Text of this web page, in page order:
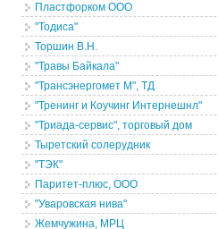
Пластфорком ООО
"Тодиса"
Торшин В.Н.
"Травы Байкала"
"Трансэнергомет М", ТД
"Тренинг и Коучинг Интернешнл"
"Триада-сервис", торговый дом
Тыретский солерудник
"ТЭК"
Паритет-плюс, ООО
"Уваровская нива"
Жемчужина, МРЦ